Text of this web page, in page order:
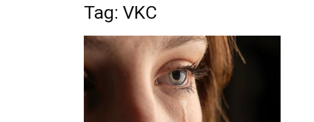
Tag: VKC